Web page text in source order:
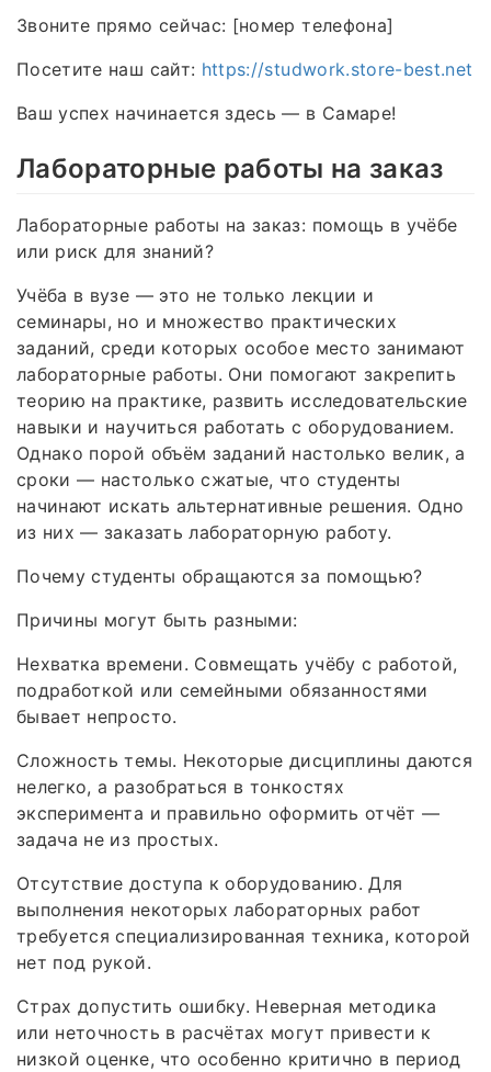
Звоните прямо сейчас: [номер телефона]
Посетите наш сайт: https://studwork.store-best.net
Ваш успех начинается здесь — в Самаре!
Лабораторные работы на заказ
Лабораторные работы на заказ: помощь в учёбе
или риск для знаний?
Учёба в вузе — это не только лекции и
семинары, но и множество практических
заданий, среди которых особое место занимают
лабораторные работы. Они помогают закрепить
теорию на практике, развить исследовательские
навыки и научиться работать с оборудованием.
Однако порой объём заданий настолько велик, а
сроки — настолько сжатые, что студенты
начинают искать альтернативные решения. Одно
из них — заказать лабораторную работу.
Почему студенты обращаются за помощью?
Причины могут быть разными:
Нехватка времени. Совмещать учёбу с работой,
подработкой или семейными обязанностями
бывает непросто.
Сложность темы. Некоторые дисциплины даются
нелегко, а разобраться в тонкостях
эксперимента и правильно оформить отчёт —
задача не из простых.
Отсутствие доступа к оборудованию. Для
выполнения некоторых лабораторных работ
требуется специализированная техника, которой
нет под рукой.
Страх допустить ошибку. Неверная методика
или неточность в расчётах могут привести к
низкой оценке, что особенно критично в период